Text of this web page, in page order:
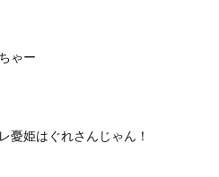
ゃー
憂姫はぐれさんじゃん！